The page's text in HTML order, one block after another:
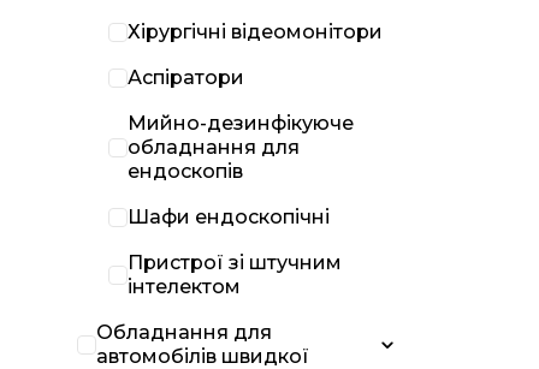
Хірургічні відеомонітори
Аспіратори
Мийно-дезинфікуюче
обладнання для
ендоскопів
Шафи ендоскопічні
Пристрої зі штучним
інтелектом
Обладнання для
автомобілів швидкої